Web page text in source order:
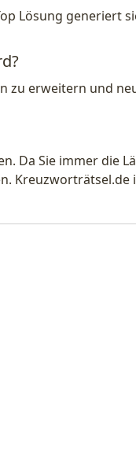
Lösung generiert
zu erweitern und
Da Sie immer die